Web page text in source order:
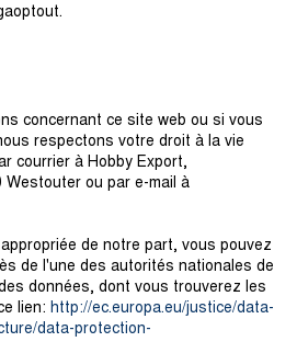
concernant ce site web ou si vous
respectons votre droit à la vie
courrier à Hobby Export,
Westouter ou par e-mail à
de notre part, vous pouvez
de l'une des autorités nationales de
données, dont vous trouverez les
lien: http://ec.europa.eu/justice/data-
data-protection-